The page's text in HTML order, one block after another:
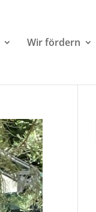
Wir fördern